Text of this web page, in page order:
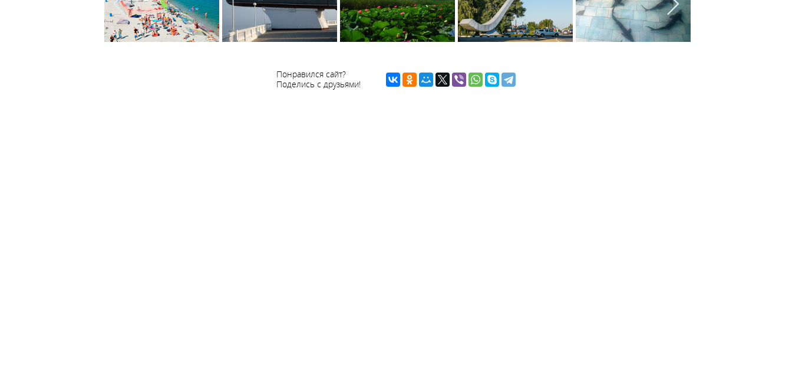
Понравился сайт?
Поделись с друзьями!